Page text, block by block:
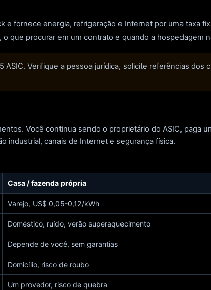
e fornece energia, refrigeração e Internet por uma taxa
que procurar em um contrato e quando a hospedagem
Verifique a pessoa jurídica, solicite referências dos
Você continua sendo o proprietário do ASIC, paga
industrial, canais de Internet e segurança física.
Casa / fazenda própria
Varejo, US$ 0,05-0,12/kWh
Doméstico, ruído, verão superaquecimento
Depende de você, sem garantias
Domicílio, risco de roubo
Um provedor, risco de quebra